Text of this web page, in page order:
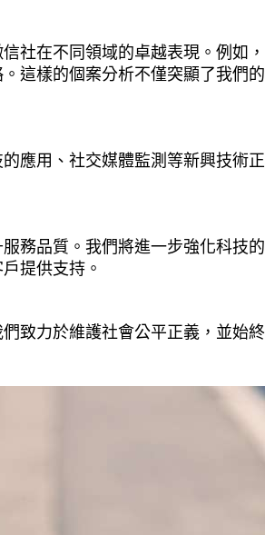
社在不同領域的卓越表現。例如
這樣的個案分析不僅突顯了我們
應用、社交媒體監測等新興技術
務品質。我們將進一步強化科技
提供支持。
致力於維護社會公平正義，並始